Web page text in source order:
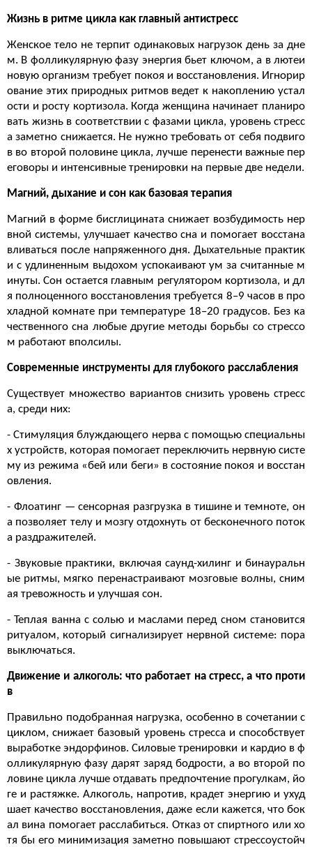
Жизнь в ритме цикла как главный антистресс
Женское тело не терпит одинаковых нагрузок день за дне
м. В фолликулярную фазу энергия бьет ключом, а в лютеи
новую организм требует покоя и восстановления. Игнорир
ование этих природных ритмов ведет к накоплению устал
ости и росту кортизола. Когда женщина начинает планиро
вать жизньв соответствии с фазами цикла, уровень стресс
а заметно снижается. Не нужно требовать от себя подвиго
в во второй половине цикла, лучше перенести важные пер
еговоры и интенсивные тренировки на первые две недели.
Магний, дыхание и сон как базовая терапия
Магний в форме бисглицината снижает возбудимость нер
вной системы, улучшает качество сна и помогает восстана
вливаться после напряженного дня. Дыхательные практик
и с удлиненным выдохом успокаивают ум за считанные м
инуты. Сон остается главным регулятором кортизола, и дл
я полноценного восстановления требуется 8–9 часов в про
хладной комнате при температуре 18–20 градусов. Без ка
чественного сна любые другие методы борьбы со стрессо
м работают вполсилы.
Современные инструменты для глубокого расслабления
Существует множество вариантов снизить уровень стресс
а, среди них:
- Стимуляция блуждающего нерва с помощью специальны
х устройств, которая помогает переключить нервную систе
му из режима «бей или беги» в состояние покоя и восстан
овления.
- Флоатинг — сенсорная разгрузка в тишине и темноте, он
а позволяет телу и мозгу отдохнуть от бесконечного поток
а раздражителей.
- Звуковые практики, включая саунд-хилинг и бинауральн
ые ритмы, мягко перенастраивают мозговые волны, сним
ая тревожность и улучшая сон.
- Теплая ванна с солью и маслами перед сном становится
ритуалом, который сигнализирует нервной системе: пора
выключаться.
Движение и алкоголь: что работает на стресс, а что проти
в
Правильно подобранная нагрузка, особенно в сочетании с
циклом, снижает базовый уровень стресса и способствует
выработке эндорфинов. Силовые тренировки и кардио в ф
олликулярную фазу дарят заряд бодрости, а во второй по
ловине цикла лучше отдавать предпочтение прогулкам, йо
ге и растяжке. Алкоголь, напротив, крадет энергию и ухуд
шает качество восстановления, даже если кажется, что бок
ал вина помогает расслабиться. Отказ от спиртного или хо
тя бы его минимизация заметно повышают стрессоустойч